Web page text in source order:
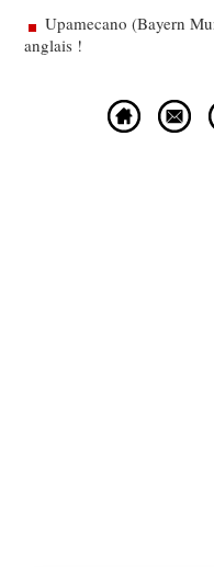
Upamecano (Bayern
anglais !